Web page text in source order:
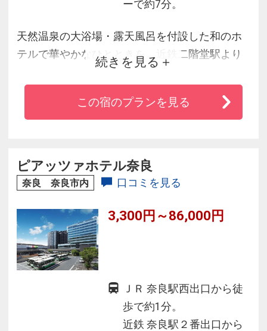
ーで約7分。
天然温泉の大浴場・露天風呂を付設した和のホ
テルで華やかなひとときを。近鉄二階堂駅より
徒歩約15分、西名阪自動車道郡山ICより車約5
分。
続きを見る
この宿のプランを見る
ピアッツァホテル奈良
奈良 奈良市内 口コミを見る
3,300円～86,000円
ＪＲ 奈良駅西出口から徒
歩で約1分。
近鉄 奈良駅２番出口から